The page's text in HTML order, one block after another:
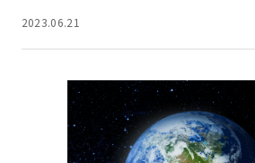
2023.06.21